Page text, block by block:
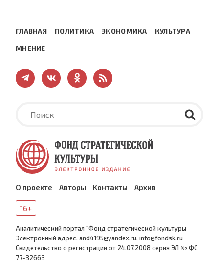
ГЛАВНАЯ ПОЛИТИКА ЭКОНОМИКА КУЛЬТУРА
МНЕНИЕ
О проекте Авторы Контакты Архив
16+
Аналитический портал "Фонд стратегической культуры
Электронный адрес: and4195@yandex.ru, info@fondsk.ru
Cвидетельство о регистрации от 24.07.2008 серия ЭЛ № ФС
77-32663